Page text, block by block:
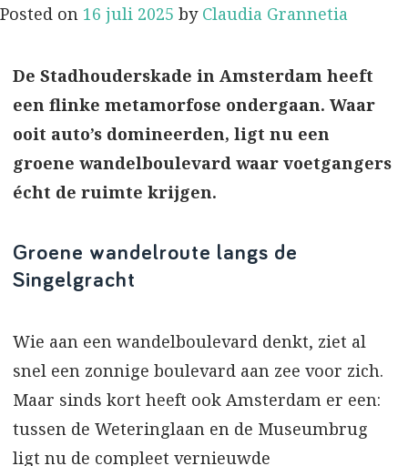
Posted on 16 juli 2025 by Claudia Grannetia
De Stadhouderskade in Amsterdam heeft
een flinke metamorfose ondergaan. Waar
ooit auto’s domineerden, ligt nu een
groene wandelboulevard waar voetgangers
écht de ruimte krijgen.
Groene wandelroute langs de
Singelgracht
Wie aan een wandelboulevard denkt, ziet al
snel een zonnige boulevard aan zee voor zich.
Maar sinds kort heeft ook Amsterdam er een:
tussen de Weteringlaan en de Museumbrug
ligt nu de compleet vernieuwde